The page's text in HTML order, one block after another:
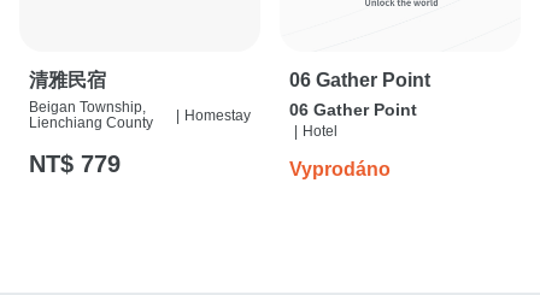
清雅民宿
Beigan Township,
Lienchiang County
| Homestay
NT$ 779
06 Gather Point
06 Gather Point
Hotel
Vyprodáno